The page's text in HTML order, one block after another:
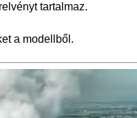
tartalmaz.
a modellből.